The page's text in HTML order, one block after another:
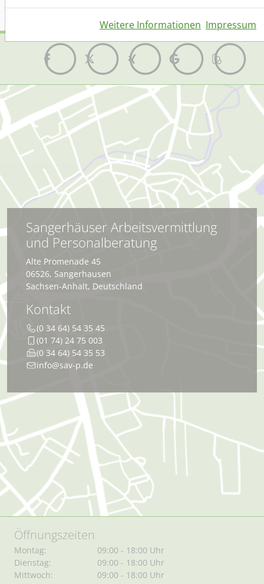
Sangerhäuser Arbeitsvermittlung
und Personalberatung
Alte Promenade 45
06526, Sangerhausen
Sachsen-Anhalt, Deutschland
Kontakt
(0 34 64) 54 35 45
(01 74) 24 75 003
(0 34 64) 54 35 53
info@sav-p.de
Öffnungszeiten
Montag:
09:00 - 18:00 Uhr
Dienstag:
09:00 - 18:00 Uhr
Mittwoch:
09:00 - 18:00 Uhr
Weitere Informationen Impressum